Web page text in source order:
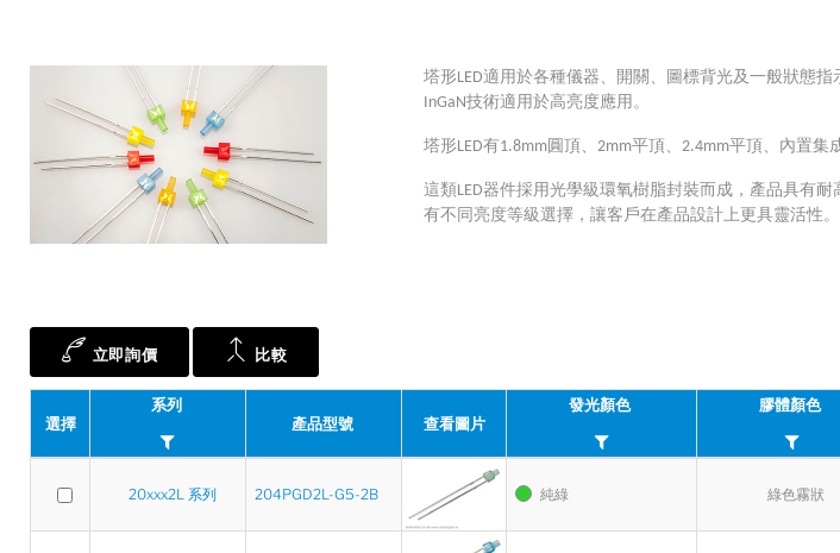
塔形LED適用於各種儀器、開關、圖標背光及一般狀態
InGaN技術適用於高亮度應用。
塔形LED有1.8mm圓頂、2mm平頂、2.4mm平頂、內置
這類LED器件採用光學級環氧樹脂封裝而成，產品具有
有不同亮度等級選擇，讓客戶在產品設計上更具靈活性。
立即詢價 比較
選擇
系列
產品型號
查看圖片
發光顏色 膠體顏色
20xxx2L 系列 204PGD2L-G5-2B 純綠 綠色霧狀